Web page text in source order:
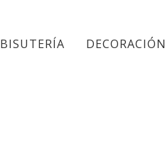
BISUTERÍA DECORACIÓN